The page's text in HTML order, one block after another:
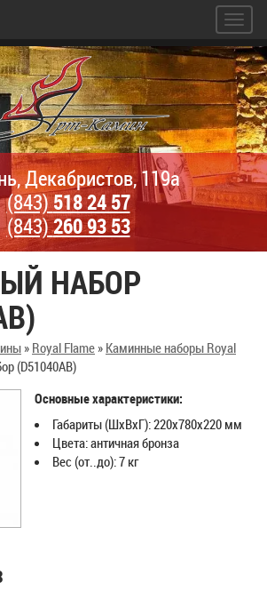
Декабристов, 119а
(843)518 24 57
(843)260 93 53
НАБОР
» Royal Flame» Каминные наборы Royal
(D51040AB)
Основные характеристики:
Габариты (ШхВхГ): 220x780x220 мм
Цвета: античная бронза
Вес (от..до): 7 кг